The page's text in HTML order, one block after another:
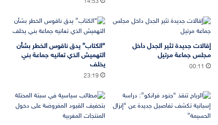
14:53
إقالات جديدة تثير الجدل داخل
مجلس جماعة مرتيل
00:11
“الكتاب” يدق ناقوس الخطر بشأن
التهميش الذي تعانيه جماعة بني
يخلف
23:19